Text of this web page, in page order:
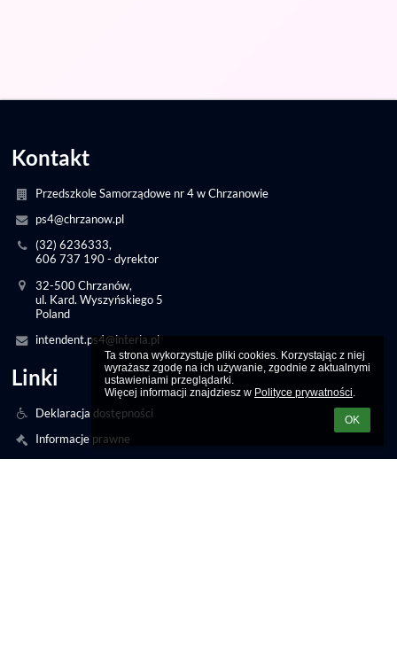
Ta strona wykorzystuje pliki cookies. Korzystając z niej
wyrażasz zgodę na ich używanie, zgodnie z aktualnymi
ustawieniami przeglądarki.
Więcej informacji znajdziesz w Polityce prywatności.
OK
Kontakt
Przedszkole Samorządowe nr 4 w Chrzanowie
ps4@chrzanow.pl
(32) 6236333,
606 737 190 - dyrektor
32-500 Chrzanów,
ul. Kard. Wyszyńskiego 5
Poland
intendent.ps4@interia.pl
Linki
Deklaracja dostępności
Informacje prawne